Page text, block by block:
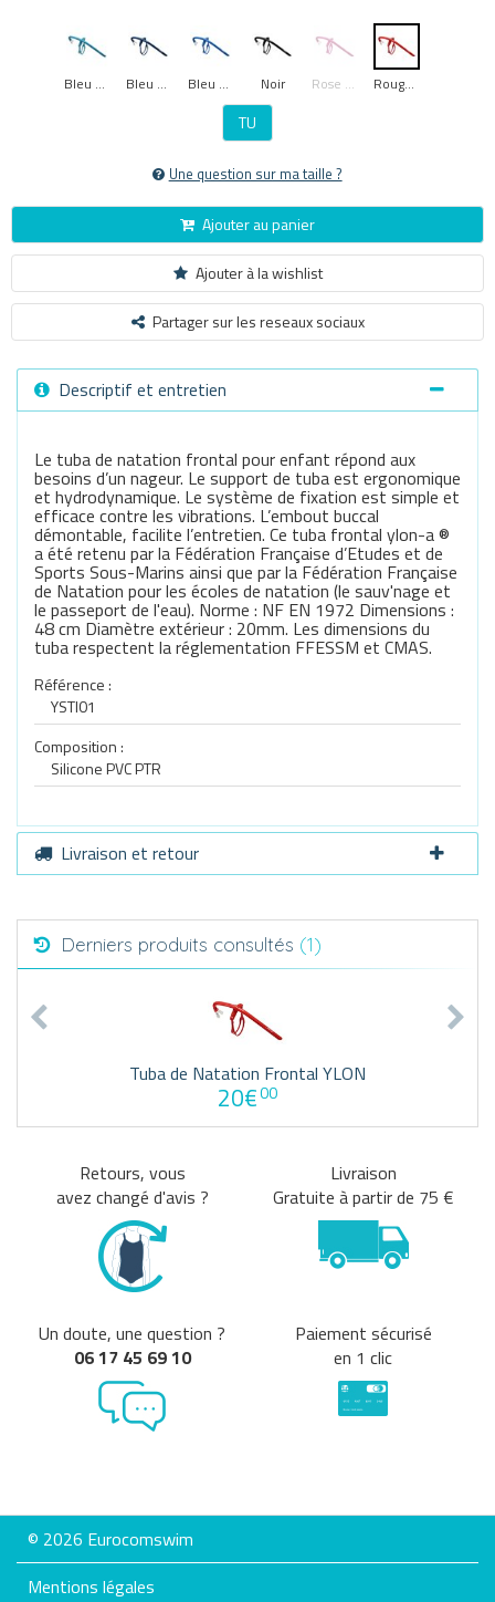
Bleu Turquoise Bleu Marine Bleu Royal Noir Rose Moyen Rouge Moyen
TU
Une question sur ma taille ?
Ajouter au panier
Ajouter à la wishlist
Partager sur les reseaux sociaux
Descriptif et entretien
Le tuba de natation frontal pour enfant répond aux
besoins d’un nageur. Le support de tuba est ergonomique
et hydrodynamique. Le système de fixation est simple et
efficace contre les vibrations. L’embout buccal
démontable, facilite l’entretien. Ce tuba frontal ylon-a ®
a été retenu par la Fédération Française d’Etudes et de
Sports Sous-Marins ainsi que par la Fédération Française
de Natation pour les écoles de natation (le sauv'nage et
le passeport de l'eau). Norme : NF EN 1972 Dimensions :
48 cm Diamètre extérieur : 20mm. Les dimensions du
tuba respectent la réglementation FFESSM et CMAS.
Référence :
YSTI01
Composition :
Silicone PVC PTR
Livraison et retour
Derniers produits consultés (1)
Tuba de Natation Frontal YLON
20€00
Retours, vous
avez changé d'avis ?
Livraison
Gratuite à partir de 75 €
Un doute, une question ?
06 17 45 69 10
Paiement sécurisé
en 1 clic
© 2026 Eurocomswim
Mentions légales